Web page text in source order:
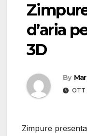
d’aria
3D
By
OTT
Zimpure